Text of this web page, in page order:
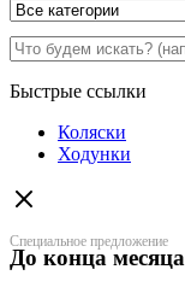
Быстрые ссылки
Коляски
Ходунки
Специальное предложение
До конца месяца